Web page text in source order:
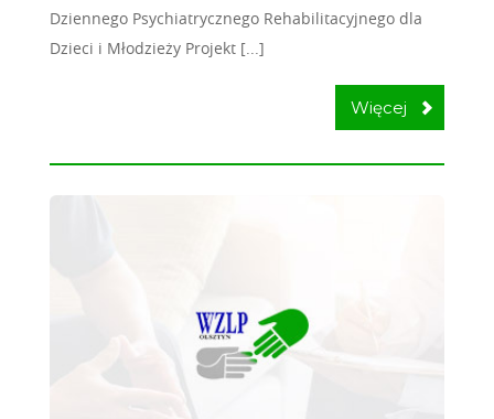
Dziennego Psychiatrycznego Rehabilitacyjnego dla
Dzieci i Młodzieży Projekt [...]
Więcej